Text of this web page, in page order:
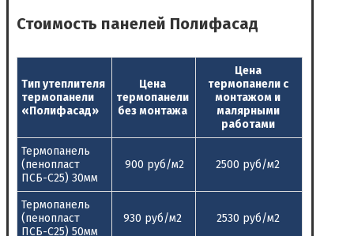
Стоимость панелей Полифасад
Тип утеплителя
термопанели
«Полифасад»
Цена
термопанели
без монтажа
Цена
термопанели с
монтажом и
малярными
работами
Термопанель
(пенопласт
ПСБ-С25) 30мм
900 руб/м2 2500 руб/м2
Термопанель
(пенопласт
ПСБ-С25) 50мм
930 руб/м2 2530 руб/м2